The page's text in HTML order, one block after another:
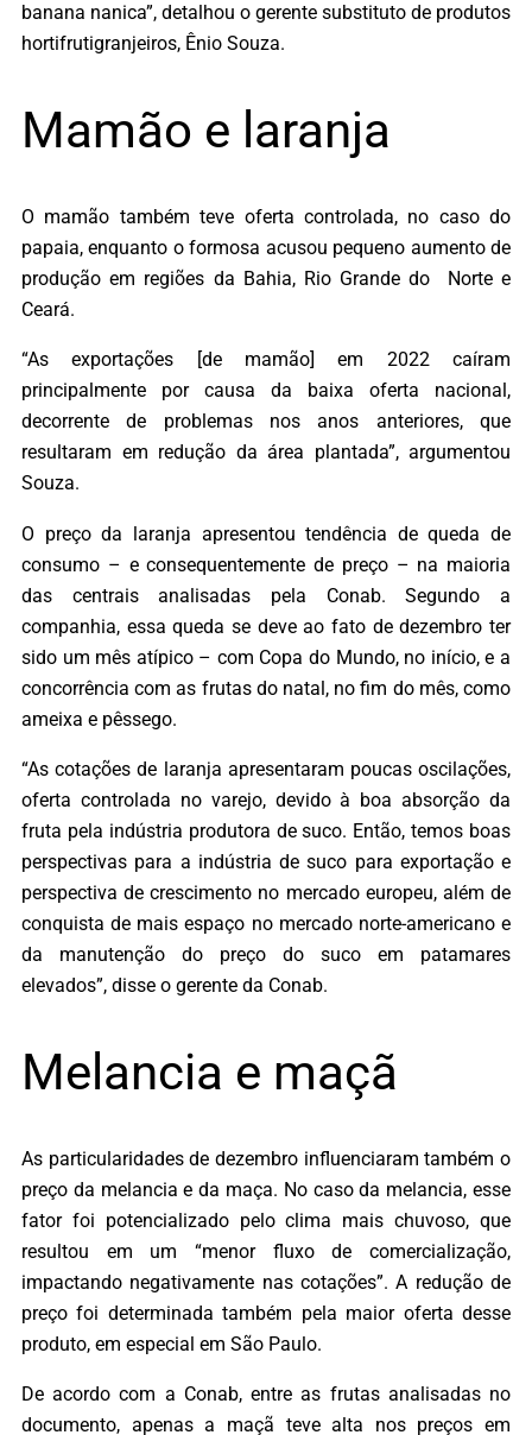
banana nanica”, detalhou o gerente substituto de produtos
hortifrutigranjeiros, Ênio Souza.
Mamão e laranja
O mamão também teve oferta controlada, no caso do
papaia, enquanto o formosa acusou pequeno aumento de
produção em regiões da Bahia, Rio Grande do Norte e
Ceará.
“As exportações [de mamão] em 2022 caíram
principalmente por causa da baixa oferta nacional,
decorrente de problemas nos anos anteriores, que
resultaram em redução da área plantada”, argumentou
Souza.
O preço da laranja apresentou tendência de queda de
consumo – e consequentemente de preço – na maioria
das centrais analisadas pela Conab. Segundo a
companhia, essa queda se deve ao fato de dezembro ter
sido um mês atípico – com Copa do Mundo, no início, e a
concorrência com as frutas do natal, no fim do mês, como
ameixa e pêssego.
“As cotações de laranja apresentaram poucas oscilações,
oferta controlada no varejo, devido à boa absorção da
fruta pela indústria produtora de suco. Então, temos boas
perspectivas para a indústria de suco para exportação e
perspectiva de crescimento no mercado europeu, além de
conquista de mais espaço no mercado norte-americano e
da manutenção do preço do suco em patamares
elevados”, disse o gerente da Conab.
Melancia e maçã
As particularidades de dezembro influenciaram também o
preço da melancia e da maça. No caso da melancia, esse
fator foi potencializado pelo clima mais chuvoso, que
resultou em um “menor fluxo de comercialização,
impactando negativamente nas cotações”. A redução de
preço foi determinada também pela maior oferta desse
produto, em especial em São Paulo.
De acordo com a Conab, entre as frutas analisadas no
documento, apenas a maçã teve alta nos preços em